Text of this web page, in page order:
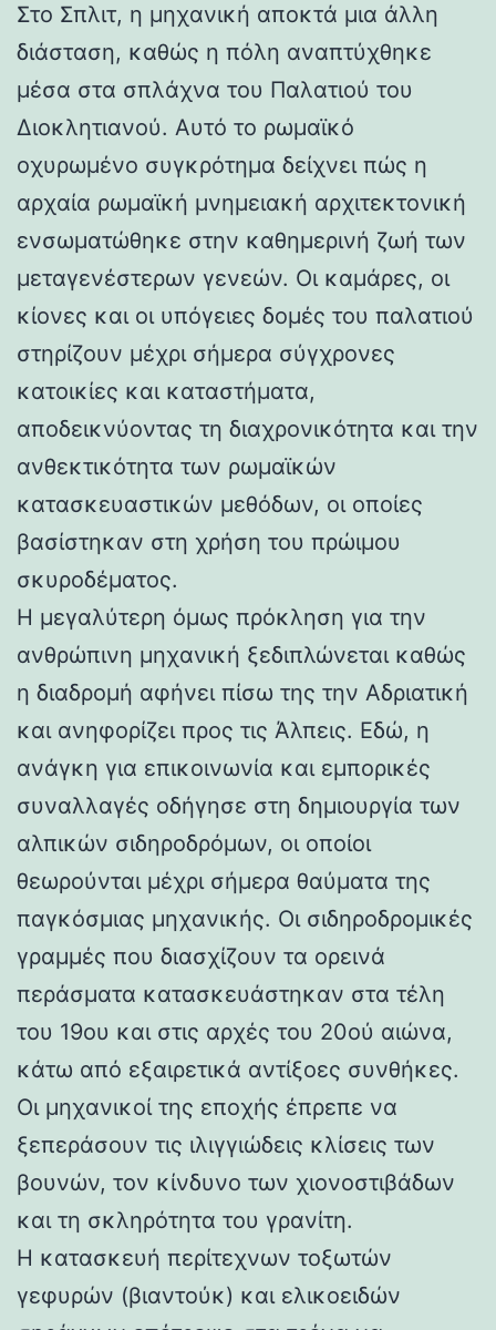
Στο Σπλιτ, η μηχανική αποκτά μια άλλη
διάσταση, καθώς η πόλη αναπτύχθηκε
μέσα στα σπλάχνα του Παλατιού του
Διοκλητιανού. Αυτό το ρωμαϊκό
οχυρωμένο συγκρότημα δείχνει πώς η
αρχαία ρωμαϊκή μνημειακή αρχιτεκτονική
ενσωματώθηκε στην καθημερινή ζωή των
μεταγενέστερων γενεών. Οι καμάρες, οι
κίονες και οι υπόγειες δομές του παλατιού
στηρίζουν μέχρι σήμερα σύγχρονες
κατοικίες και καταστήματα,
αποδεικνύοντας τη διαχρονικότητα και την
ανθεκτικότητα των ρωμαϊκών
κατασκευαστικών μεθόδων, οι οποίες
βασίστηκαν στη χρήση του πρώιμου
σκυροδέματος.
Η μεγαλύτερη όμως πρόκληση για την
ανθρώπινη μηχανική ξεδιπλώνεται καθώς
η διαδρομή αφήνει πίσω της την Αδριατική
και ανηφορίζει προς τις Άλπεις. Εδώ, η
ανάγκη για επικοινωνία και εμπορικές
συναλλαγές οδήγησε στη δημιουργία των
αλπικών σιδηροδρόμων, οι οποίοι
θεωρούνται μέχρι σήμερα θαύματα της
παγκόσμιας μηχανικής. Οι σιδηροδρομικές
γραμμές που διασχίζουν τα ορεινά
περάσματα κατασκευάστηκαν στα τέλη
του 19ου και στις αρχές του 20ού αιώνα,
κάτω από εξαιρετικά αντίξοες συνθήκες.
Οι μηχανικοί της εποχής έπρεπε να
ξεπεράσουν τις ιλιγγιώδεις κλίσεις των
βουνών, τον κίνδυνο των χιονοστιβάδων
και τη σκληρότητα του γρανίτη.
Η κατασκευή περίτεχνων τοξωτών
γεφυρών (βιαντούκ) και ελικοειδών